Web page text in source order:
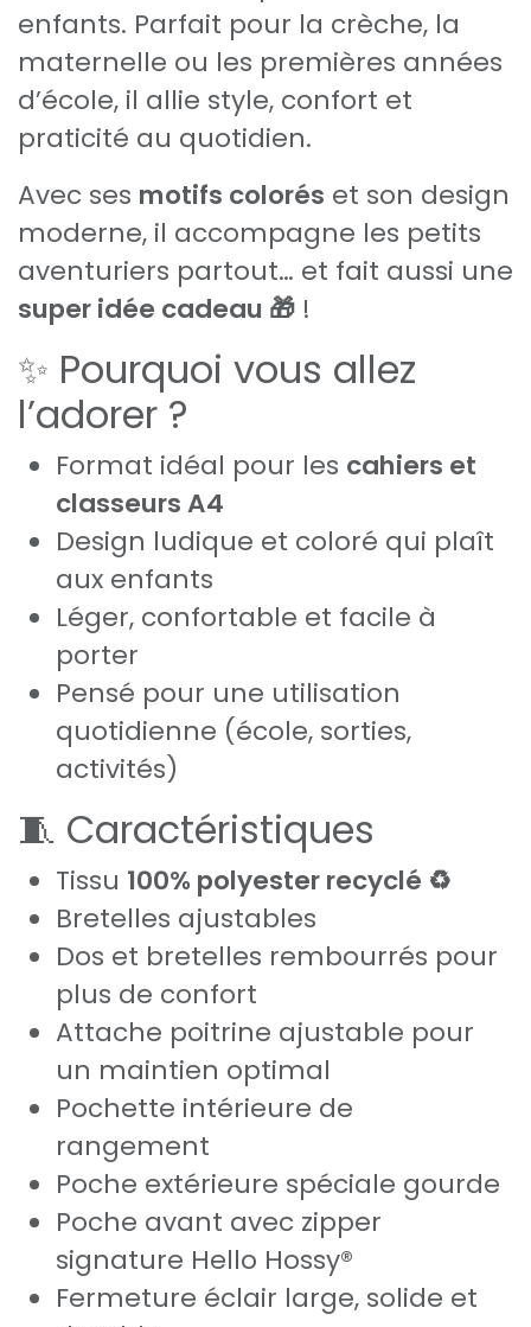
enfants. Parfait pour la crèche, la
maternelle ou les premières années
d’école, il allie style, confort et
praticité au quotidien.
Avec ses motifs colorés et son design
moderne, il accompagne les petits
aventuriers partout… et fait aussi une
super idée cadeau 🎁 !
✨ Pourquoi vous allez
l’adorer ?
Format idéal pour les cahiers et
classeurs A4
Design ludique et coloré qui plaît
aux enfants
Léger, confortable et facile à
porter
Pensé pour une utilisation
quotidienne (école, sorties,
activités)
🧵 Caractéristiques
Tissu 100% polyester recyclé ♻️
Bretelles ajustables
Dos et bretelles rembourrés pour
plus de confort
Attache poitrine ajustable pour
un maintien optimal
Pochette intérieure de
rangement
Poche extérieure spéciale gourde
Poche avant avec zipper
signature Hello Hossy®
Fermeture éclair large, solide et